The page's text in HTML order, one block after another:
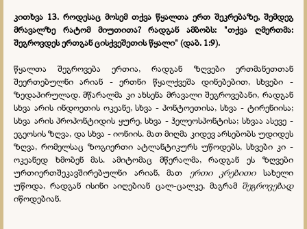
კითხვა 13. როდესაც მოსემ თქვა წყალთა ერთ შეკრებაზე, შემდეგ
მრავალზე რატომ მიუთითა? რადგან ამბობს: "თქვა ღმერთმა:
შეგროვდეს ერთგან ცისქვეშეთის წყალი" (დაბ. 1:9).
წყალთა შეგროვება ერთია, რადგან ზღვები ერთმანეთთან
შეერთებულნი არიან - ერთნი წყალქვეშა დინებებით, სხვები -
ზედაპირულად. მწარალმა კი ახსენა მრავალი შეგროვებანი, რადგან
სხვა არის ინდოეთის ოკეანე, სხვა - პონტოეთისა, სხვა - ტირენიისა;
სხვა არის პროპონტიდის ყურე, სხვა - ჰელეოსპონტისა; სხვაა ასევე -
ეგეოსის ზღვა, და სხვა - იონიის. მათ მიღმა კიდევ არსებობს უდიდეს
ზღვა, რომელსაც ზოგიერთი ატლანტიკურს უწოდებს, სხვები კი -
ოკეანედ ხმობენ მას. ამიტომაც მწერალმა, რადგან ეს ზღვები
ურთიერთშეკავშირებულნი არიან, მათ ერთი კრებითისახელი
უწოდა, რადგან ისინი აიღებიან ცალ-ცალკე, მაგრამ შეგროვებად
იწოდებიან.